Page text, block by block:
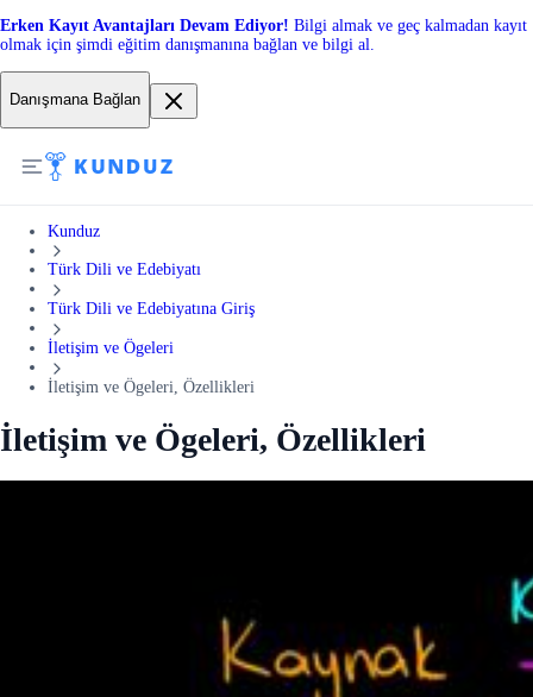
Erken Kayıt Avantajları Devam Ediyor! Bilgi almak ve geç kalmadan kayıt
olmak için şimdi eğitim danışmanına bağlan ve bilgi al.
Danışmana Bağlan
Kunduz
Türk Dili ve Edebiyatı
Türk Dili ve Edebiyatına Giriş
İletişim ve Ögeleri
İletişim ve Ögeleri, Özellikleri
İletişim ve Ögeleri, Özellikleri